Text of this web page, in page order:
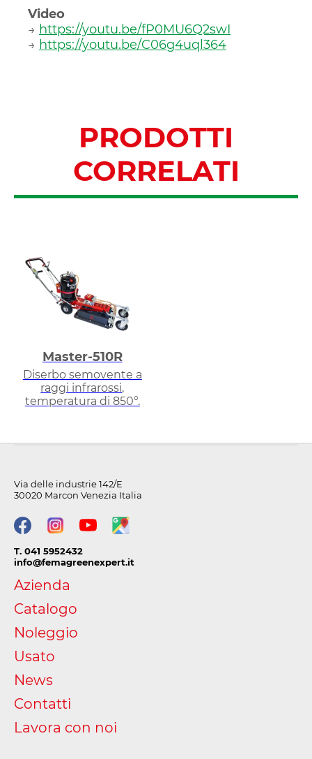
Video
→ https://youtu.be/fP0MU6Q2swI
→ https://youtu.be/C06g4uql364
PRODOTTI
CORRELATI
Master-510R
Diserbo semovente a
raggi infrarossi,
temperatura di 850°.
Via delle industrie 142/E
30020 Marcon Venezia Italia
T. 041 5952432
info@femagreenexpert.it
Azienda
Catalogo
Noleggio
Usato
News
Contatti
Lavora con noi